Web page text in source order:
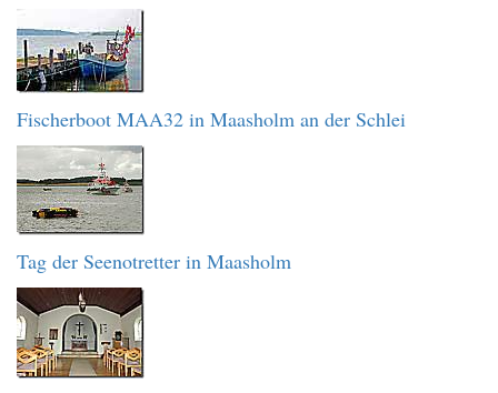
Fischerboot MAA32 in Maasholm an der Schlei
Tag der Seenotretter in Maasholm